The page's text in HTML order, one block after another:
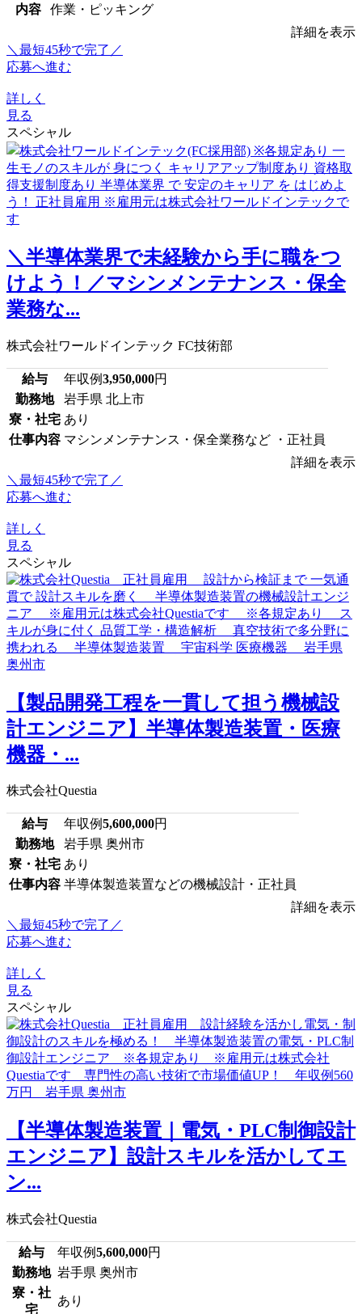
内容
作業・ピッキング
詳細を表示
＼最短45秒で完了／
応募へ進む
詳しく
見る
スペシャル
＼半導体業界で未経験から手に職をつ
けよう！／マシンメンテナンス・保全
業務な...
株式会社ワールドインテック FC技術部
給与 年収例3,950,000円
勤務地
岩手県 北上市
寮・社宅 あり
仕事内容 マシンメンテナンス・保全業務など ・正社員
詳細を表示
＼最短45秒で完了／
応募へ進む
詳しく
見る
スペシャル
【製品開発工程を一貫して担う機械設
計エンジニア】半導体製造装置・医療
機器・...
株式会社Questia
給与 年収例5,600,000円
勤務地
岩手県 奥州市
寮・社宅 あり
仕事内容 半導体製造装置などの機械設計・正社員
詳細を表示
＼最短45秒で完了／
応募へ進む
詳しく
見る
スペシャル
【半導体製造装置｜電気・PLC制御設計
エンジニア】設計スキルを活かしてエ
ン...
株式会社Questia
給与 年収例5,600,000円
勤務地 岩手県 奥州市
寮・社
宅
あり